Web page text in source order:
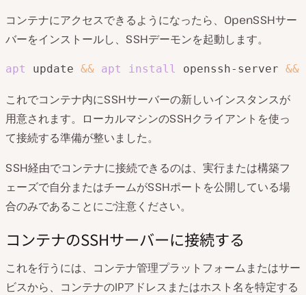
コンテナにアクセスできるようになったら、OpenSSHサー
バーをインストールし、SSHデーモンを起動します。
apt update && apt install openssh-server &&
これでコンテナ内にSSHサーバーの新しいインスタンスが
用意されます。ローカルマシンのSSHクライアントを使っ
て接続する準備が整いました。
SSH経由でコンテナに接続できるのは、実行または構築フ
ェーズで自分またはチームがSSHポートを公開している場
合のみであることにご注意ください。
コンテナのSSHサーバーに接続する
これを行うには、コンテナ管理プラットフォームまたはサー
ビスから、コンテナのIPアドレスまたはホスト名を特定する